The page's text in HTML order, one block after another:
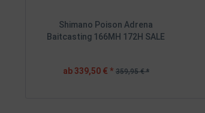
Shimano Poison Adrena
Baitcasting 166MH 172H SALE
ab 339,50 € * 359,95 € *